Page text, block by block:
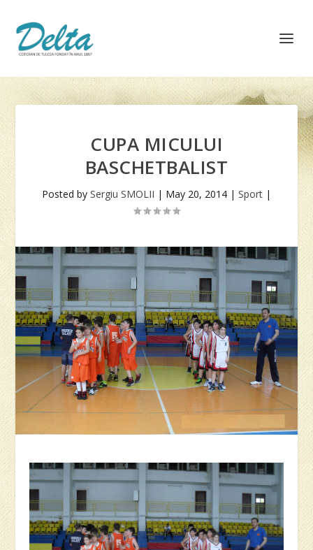
CUPA MICULUI
BASCHETBALIST
Posted by Sergiu SMOLII | May 20, 2014 | Sport |